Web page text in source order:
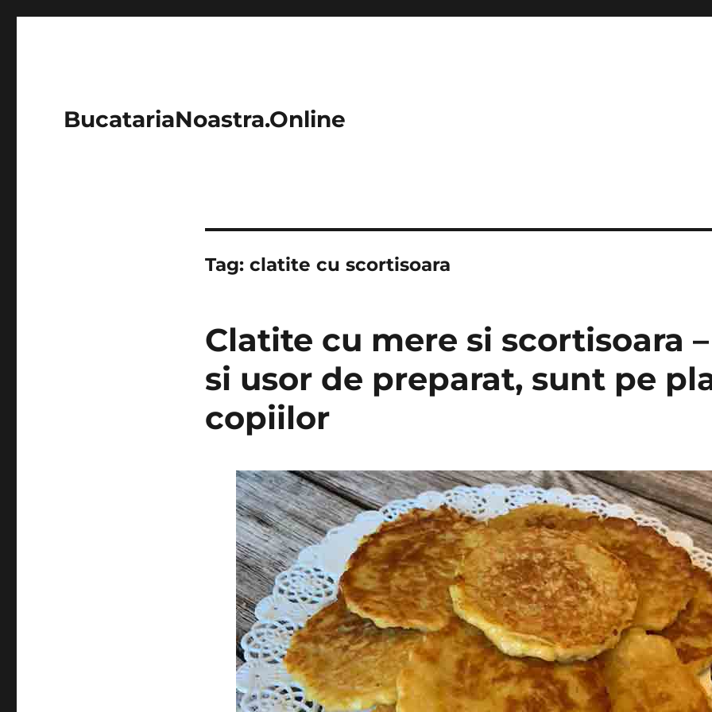
BucatariaNoastra.Online
Tag: clatite cu scortisoara
Clatite cu mere si scortisoara
si usor de preparat, sunt pe
copiilor